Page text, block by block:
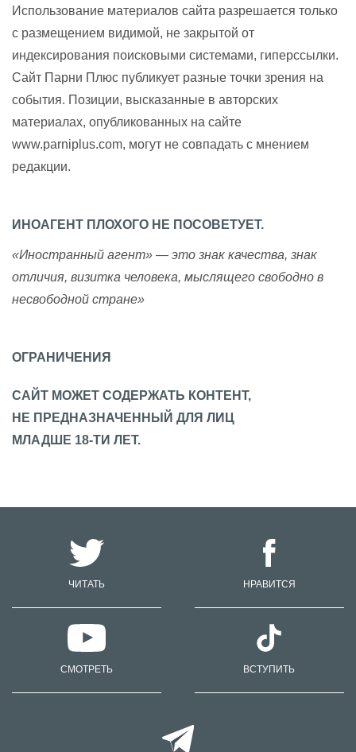
Использование материалов сайта разрешается только
с размещением видимой, не закрытой от
индексирования поисковыми системами, гиперссылки.
Сайт Парни Плюс публикует разные точки зрения на
события. Позиции, высказанные в авторских
материалах, опубликованных на сайте
www.parniplus.com, могут не совпадать с мнением
редакции.
ИНОАГЕНТ ПЛОХОГО НЕ ПОСОВЕТУЕТ.
«Иностранный агент» — это знак качества, знак
отличия, визитка человека, мыслящего свободно в
несвободной стране»
ОГРАНИЧЕНИЯ
САЙТ МОЖЕТ СОДЕРЖАТЬ КОНТЕНТ,
НЕ ПРЕДНАЗНАЧЕННЫЙ ДЛЯ ЛИЦ
МЛАДШЕ 18-ТИ ЛЕТ.
ЧИТАТЬ НРАВИТСЯ
СМОТРЕТЬ ВСТУПИТЬ